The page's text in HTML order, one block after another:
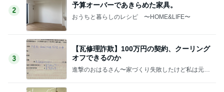
2
予算オーバーであきらめた家具。
おうちと暮らしのレシピ 〜HOME&LIFE〜
3
【瓦修理詐欺】100万円の契約、クーリング
オフできるのか
進撃のおはるさん〜家づくり失敗したけど私は元気